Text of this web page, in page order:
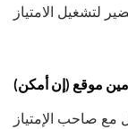
مع صاحب الإمتياز